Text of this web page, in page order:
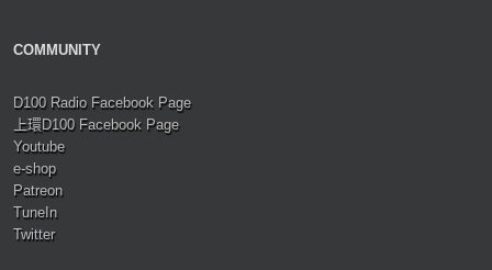
COMMUNITY
D100 Radio Facebook Page
上環D100 Facebook Page
Youtube
e-shop
Patreon
TuneIn
Twitter